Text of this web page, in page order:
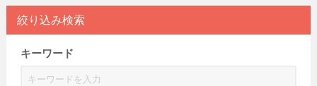
絞り込み検索
キーワード